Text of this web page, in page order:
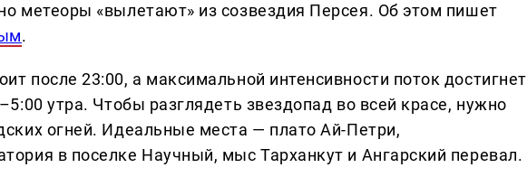
метеоры «вылетают» из созвездия Персея. Об этом пишет
.
после 23:00, а максимальной интенсивности поток достигнет
утра. Чтобы разглядеть звездопад во всей красе, нужно
огней. Идеальные места — плато Ай-Петри,
в поселке Научный, мыс Тарханкут и Ангарский перевал.